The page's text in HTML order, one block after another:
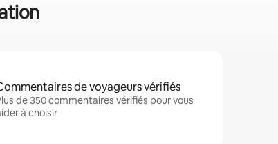
de voyageurs vérifiés
de 350 commentaires vérifiés pour vous
à choisir